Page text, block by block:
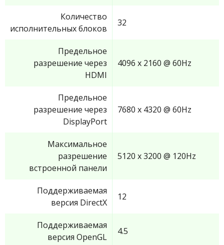
Количество
исполнительных блоков
32
Предельное
разрешение через
HDMI
4096 x 2160 @ 60Hz
Предельное
разрешение через
DisplayPort
7680 x 4320 @ 60Hz
Максимальное
разрешение
встроенной панели
5120 x 3200 @ 120Hz
Поддерживаемая
версия DirectX
12
Поддерживаемая
версия OpenGL
4.5